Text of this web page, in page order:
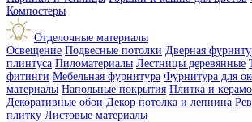
Компостеры
Отделочные материалы
Освещение Подвесные потолки Дверная
плинтуса Пиломатериалы Лестницы деревянные
фитинги Мебельная фурнитура Фурнитура для
материалы Напольные покрытия Плитка и
Декоративные обои Декор потолка и лепнина
плитку Листовые материалы